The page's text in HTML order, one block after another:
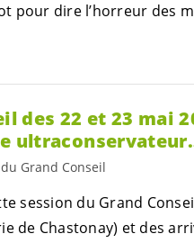
pour dire l’horreur des
des 22 et 23 mai
Grand Conseil
session du Grand
de Chastonay) et des